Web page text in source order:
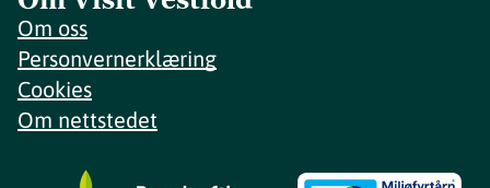
Om oss
Personvernerklæring
Cookies
Om nettstedet